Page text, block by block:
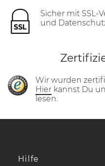
Sicher mit SSL-
und
Wir wurden
Hier kannst Du
lesen.
Hilfe